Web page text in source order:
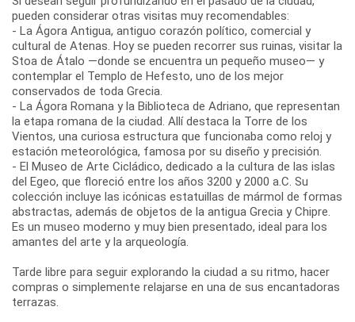
pueden considerar otras visitas muy recomendables:
- La Ágora Antigua, antiguo corazón político, comercial y
cultural de Atenas. Hoy se pueden recorrer sus ruinas, visitar la
Stoa de Átalo —donde se encuentra un pequeño museo— y
contemplar el Templo de Hefesto, uno de los mejor
conservados de toda Grecia.
- La Ágora Romana y la Biblioteca de Adriano, que representan
la etapa romana de la ciudad. Allí destaca la Torre de los
Vientos, una curiosa estructura que funcionaba como reloj y
estación meteorológica, famosa por su diseño y precisión.
- El Museo de Arte Cicládico, dedicado a la cultura de las islas
del Egeo, que floreció entre los años 3200 y 2000 a.C. Su
colección incluye las icónicas estatuillas de mármol de formas
abstractas, además de objetos de la antigua Grecia y Chipre.
Es un museo moderno y muy bien presentado, ideal para los
amantes del arte y la arqueología.
Tarde libre para seguir explorando la ciudad a su ritmo, hacer
compras o simplemente relajarse en una de sus encantadoras
terrazas.